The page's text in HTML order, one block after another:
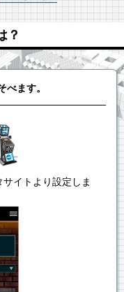
？
べます。
イトより設定しま